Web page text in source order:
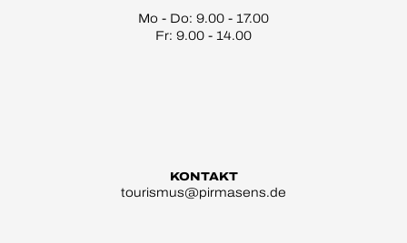
Mo - Do: 9.00 - 17.00
Fr: 9.00 - 14.00
KONTAKT
tourismus@pirmasens.de